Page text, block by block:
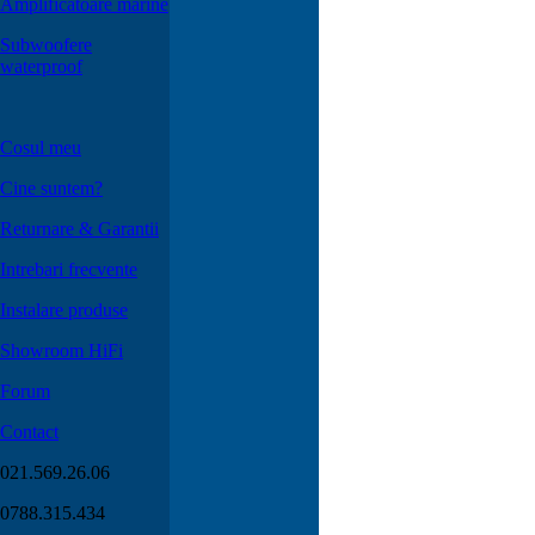
Amplificatoare marine
Subwoofere
waterproof
Cosul meu
Cine suntem?
Returnare & Garantii
Intrebari frecvente
Instalare produse
Showroom HiFi
Forum
Contact
021.569.26.06
0788.315.434